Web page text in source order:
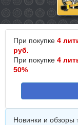
При покупке 4
руб.
При покупке 4
50%
Новинки и обзоры